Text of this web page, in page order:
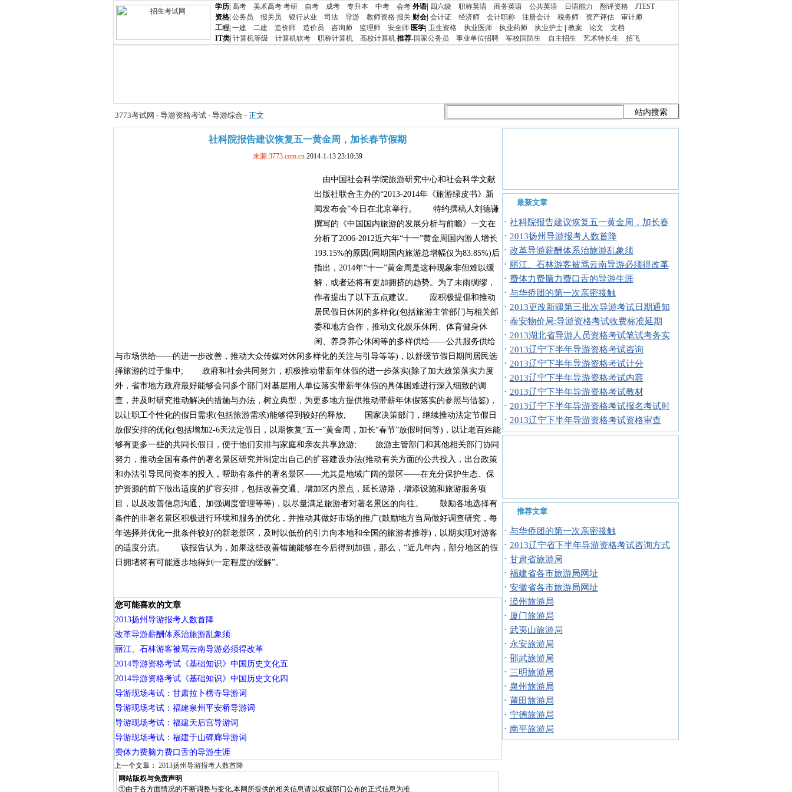
学历 高考 美术高考 考研 自考 成考 专升本 中考 会考 外语| 四六级 职称英语 商务英语 公共英语 日语能力 翻译资格
JTEST
资格 公务员 报关员 银行从业 司法 导游 教师资格 报关 财会| 会计证 经济师 会计职称 注册会计 税务师 资产评估
审计师
工程 一建 二建 造价师 造价员 咨询师 监理师 安全师 医学| 卫生资格 执业医师 执业药师 执业护士 教案 论文
文档
IT类 计算机等级 计算机软考 职称计算机 高校计算机 推荐-国家公务员 事业单位招聘 军校国防生 自主招生 艺术特长生 招飞
3773考试网 - 导游资格考试 - 导游综合 - 正文
社科院报告建议恢复五一黄金周，加长春节假期
来源:3773.com.cn 2014-1-13 23:10:39
由中国社会科学院旅游研究中心和社会科学文献
出版社联合主办的“2013-2014年《旅游绿皮书》新
闻发布会”今日在北京举行。 特约撰稿人刘德谦
撰写的《中国国内旅游的发展分析与前瞻》一文在
分析了2006-2012近六年“十一”黄金周国内游人增长
193.15%的原因(同期国内旅游总增幅仅为83.85%)后
指出，2014年“十一”黄金周是这种现象非但难以缓
解，或者还将有更加拥挤的趋势。为了未雨绸缪，
作者提出了以下五点建议。 应积极提倡和推动
居民假日休闲的多样化(包括旅游主管部门与相关部
委和地方合作，推动文化娱乐休闲、体育健身休
闲、养身养心休闲等的多样供给——公共服务供给
与市场供给——的进一步改善，推动大众传媒对休闲多样化的关注与引导等等)，以舒缓节假日期间居民选
择旅游的过于集中; 政府和社会共同努力，积极推动带薪年休假的进一步落实(除了加大政策落实力度
外，省市地方政府最好能够会同多个部门对基层用人单位落实带薪年休假的具体困难进行深入细致的调
查，并及时研究推动解决的措施与办法，树立典型，为更多地方提供推动带薪年休假落实的参照与借鉴)，
以让职工个性化的假日需求(包括旅游需求)能够得到较好的释放; 国家决策部门，继续推动法定节假日
放假安排的优化(包括增加2-6天法定假日，以期恢复“五一”黄金周，加长“春节”放假时间等)，以让老百姓能
够有更多一些的共同长假日，便于他们安排与家庭和亲友共享旅游; 旅游主管部门和其他相关部门协同
努力，推动全国有条件的著名景区研究并制定出自己的扩容建设办法(推动有关方面的公共投入，出台政策
和办法引导民间资本的投入，帮助有条件的著名景区——尤其是地域广阔的景区——在充分保护生态、保
护资源的前下做出适度的扩容安排，包括改善交通、增加区内景点，延长游路，增添设施和旅游服务项
目，以及改善信息沟通、加强调度管理等等)，以尽量满足旅游者对著名景区的向往。 鼓励各地选择有
条件的非著名景区积极进行环境和服务的优化，并推动其做好市场的推广(鼓励地方当局做好调查研究，每
年选择并优化一批条件较好的新老景区，及时以低价的引力向本地和全国的旅游者推荐)，以期实现对游客
的适度分流。 该报告认为，如果这些改善错施能够在今后得到加强，那么，“近几年内，部分地区的假
日拥堵将有可能逐步地得到一定程度的缓解”。
您可能喜欢的文章
2013扬州导游报考人数首降
改革导游薪酬体系治旅游乱象须
丽江、石林游客被骂云南导游必须得改革
2014导游资格考试《基础知识》中国历史文化五
2014导游资格考试《基础知识》中国历史文化四
导游现场考试：甘肃拉卜楞寺导游词
导游现场考试：福建泉州平安桥导游词
导游现场考试：福建天后宫导游词
导游现场考试：福建于山碑廊导游词
费体力费脑力费口舌的导游生涯
上一个文章： 2013扬州导游报考人数首降
网站版权与免责声明
①由于各方面情况的不断调整与变化,本网所提供的相关信息请以权威部门公布的正式信息为准.
最新文章
· 社科院报告建议恢复五一黄金周，加长春
· 2013扬州导游报考人数首降
· 改革导游薪酬体系治旅游乱象须
· 丽江、石林游客被骂云南导游必须得改革
· 费体力费脑力费口舌的导游生涯
· 与华侨团的第一次亲密接触
· 2013更改新疆第三批次导游考试日期通知
· 泰安物价局:导游资格考试收费标准延期
· 2013湖北省导游人员资格考试笔试考务实
· 2013辽宁下半年导游资格考试咨询
· 2013辽宁下半年导游资格考试计分
· 2013辽宁下半年导游资格考试内容
· 2013辽宁下半年导游资格考试教材
· 2013辽宁下半年导游资格考试报名考试时
· 2013辽宁下半年导游资格考试资格审查
推荐文章
· 与华侨团的第一次亲密接触
· 2013辽宁省下半年导游资格考试咨询方式
· 甘肃省旅游局
· 福建省各市旅游局网址
· 安徽省各市旅游局网址
· 漳州旅游局
· 厦门旅游局
· 武夷山旅游局
· 永安旅游局
· 邵武旅游局
· 三明旅游局
· 泉州旅游局
· 莆田旅游局
· 宁德旅游局
· 南平旅游局